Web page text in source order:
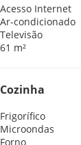
Acesso Internet
Ar-condicionado
Televisão
61 m²
Cozinha
Frigorífico
Microondas
Forno